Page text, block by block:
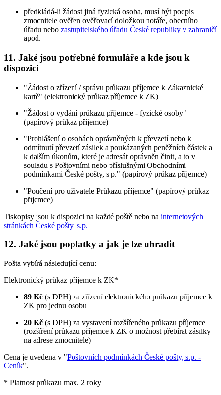
předkládá-li žádost jiná fyzická osoba, musí být podpis
zmocnitele ověřen ověřovací doložkou notáře, obecního
úřadu nebo zastupitelského úřadu České republiky v zahraničí
apod.
11. Jaké jsou potřebné formuláře a kde jsou k
dispozici
"Žádost o zřízení / správu průkazu příjemce k Zákaznické
kartě" (elektronický průkaz příjemce k ZK)
"Žádost o vydání průkazu příjemce - fyzické osoby"
(papírový průkaz příjemce)
"Prohlášení o osobách oprávněných k převzetí nebo k
odmítnutí převzetí zásilek a poukázaných peněžních částek a
k dalším úkonům, které je adresát oprávněn činit, a to v
souladu s Poštovními nebo příslušnými Obchodními
podmínkami České pošty, s.p." (papírový průkaz příjemce)
"Poučení pro uživatele Průkazu příjemce" (papírový průkaz
příjemce)
Tiskopisy jsou k dispozici na každé poště nebo na internetových
stránkách České pošty, s.p.
12. Jaké jsou poplatky a jak je lze uhradit
Pošta vybírá následující cenu:
Elektronický průkaz příjemce k ZK*
89 Kč (s DPH) za zřízení elektronického průkazu příjemce k
ZK pro jednu osobu
20 Kč (s DPH) za vystavení rozšířeného průkazu příjemce
(rozšíření průkazu příjemce k ZK o možnost přebírat zásilky
na adrese zmocnitele)
Cena je uvedena v "Poštovních podmínkách České pošty, s.p. -
Ceník".
* Platnost průkazu max. 2 roky